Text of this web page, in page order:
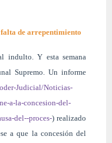
de arrepentimiento
indulto. Y esta semana
Supremo. Un informe
Judicial/Noticias-
a-la-concesion-del-
del--proces-) realizado
a que la concesión del